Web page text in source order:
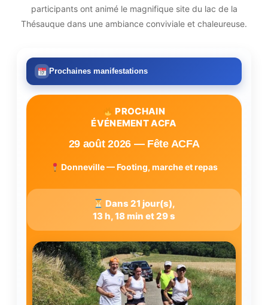
participants ont animé le magnifique site du lac de la
Thésauque dans une ambiance conviviale et chaleureuse.
Prochaines manifestations
PROCHAIN
ÉVÉNEMENT ACFA
29 août 2026 — Fête ACFA
Donneville — Footing, marche et repas
Dans 21 jour(s),
13 h, 18 min et 28 s